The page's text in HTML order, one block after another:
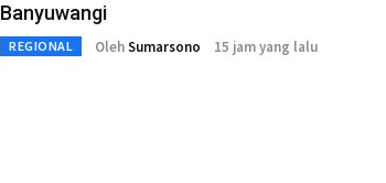
Banyuwangi
REGIONAL OlehSumarsono 15 jam yang lalu